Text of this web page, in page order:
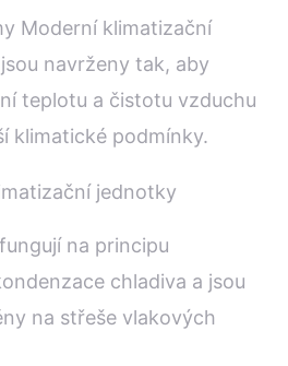
Moderní klimatizační
navrženy tak, aby
teplotu a čistotu vzduchu
klimatické podmínky.
jednotky
na principu
chladiva a jsou
na střeše vlakových